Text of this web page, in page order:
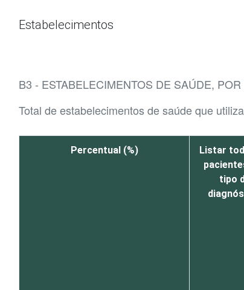
Estabelecimentos
B3 - ESTABELECIMENTOS DE SAÚDE,
Total de estabelecimentos de saúde que
Percentual (%)
Listar
tipo